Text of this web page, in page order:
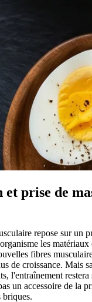
prise de
repose sur un
les matériaux
fibres
de croissance. Mais
l'entraînement restera
un accessoire de la
briques.